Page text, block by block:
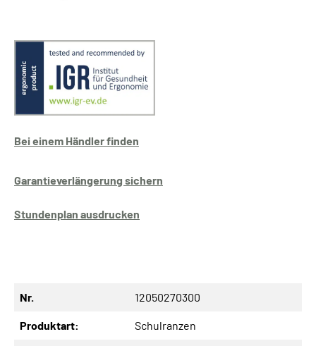
Bei einem Händler finden
Garantieverlängerung sichern
Stundenplan ausdrucken
Nr. 12050270300
Produktart: Schulranzen